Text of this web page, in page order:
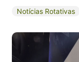
Notícias Rotativas